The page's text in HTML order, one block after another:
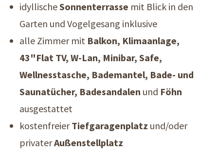
idyllischeSonnenterrasse mit Blick in den
Garten und Vogelgesang inklusive
alle Zimmer mit Balkon, Klimaanlage,
43"Flat TV, W-Lan, Minibar, Safe,
Wellnesstasche, Bademantel, Bade- und
Saunatücher, Badesandalen und Föhn
ausgestattet
kostenfreierTiefgaragenplatz und/oder
privaterAußenstellplatz